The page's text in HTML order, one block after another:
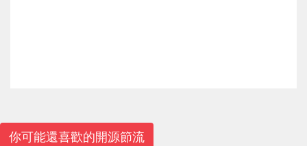
你可能還喜歡的開源節流